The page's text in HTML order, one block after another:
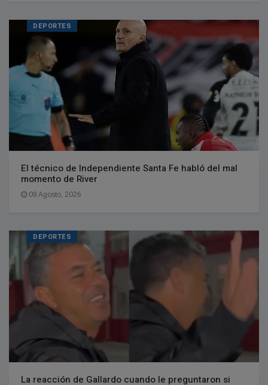
DEPORTES
El técnico de Independiente Santa Fe habló del mal
momento de River
09 Agosto, 2026
DEPORTES
La reacción de Gallardo cuando le preguntaron si